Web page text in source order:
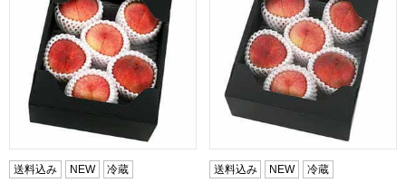
送料込み NEW 冷蔵 送料込み NEW 冷蔵